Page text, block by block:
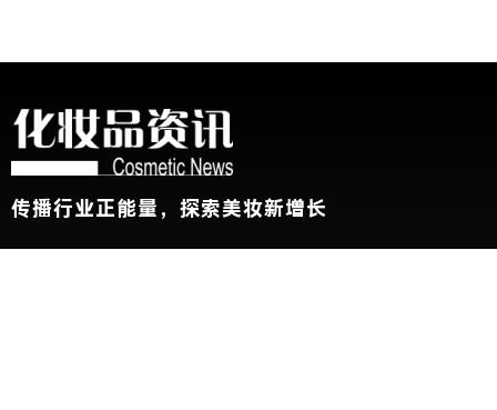
传播行业正能量，探索美妆新增长